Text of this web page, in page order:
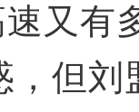
又有
，但刘